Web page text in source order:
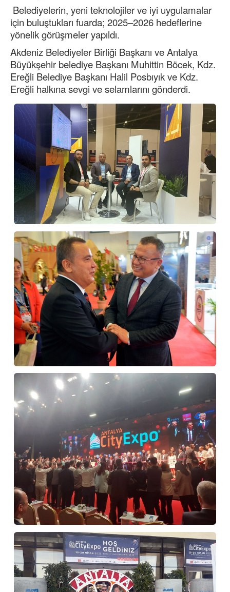
Belediyelerin, yeni teknolojiler ve iyi uygulamalar
için buluştukları fuarda; 2025–2026 hedeflerine
yönelik görüşmeler yapıldı.
Akdeniz Belediyeler Birliği Başkanı ve Antalya
Büyükşehir belediye Başkanı Muhittin Böcek, Kdz.
Ereğli Belediye Başkanı Halil Posbıyık ve Kdz.
Ereğli halkına sevgi ve selamlarını gönderdi.